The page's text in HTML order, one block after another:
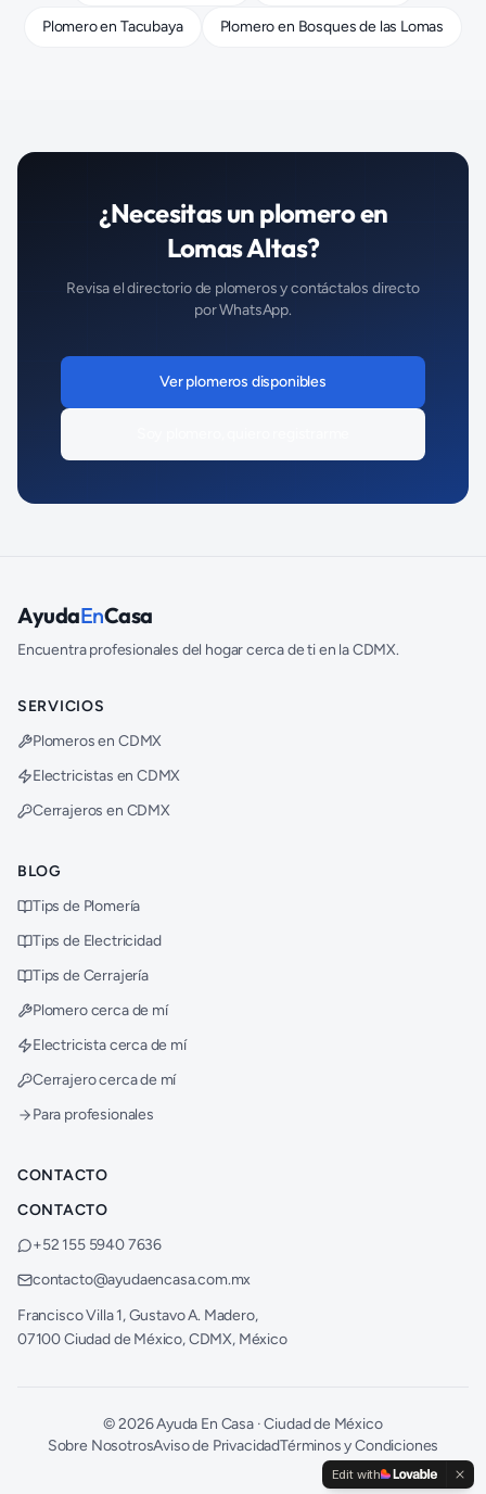
Plomeroen Tacubaya Plomeroen Bosques de las Lomas
¿Necesitas un plomeroen
Lomas Altas?
Revisa el directorio de plomerosy contáctalos directo
por WhatsApp.
Verplomeros disponibles
AyudaEnCasa
Encuentra profesionales del hogar cerca de ti en la CDMX.
SERVICIOS
Plomeros en CDMX
Electricistas en CDMX
Cerrajeros en CDMX
BLOG
Tips de Plomería
Tips de Electricidad
Tips de Cerrajería
Plomero cerca de mí
Electricista cerca de mí
Cerrajero cerca de mí
Para profesionales
CONTACTO
CONTACTO
+52 155 5940 7636
contacto@ayudaencasa.com.mx
Francisco Villa 1, Gustavo A. Madero,
07100 Ciudad de México, CDMX, México
©2026Ayuda En Casa · Ciudad de México
Sobre NosotrosAviso de PrivacidadTérminos y Condiciones
Edit with